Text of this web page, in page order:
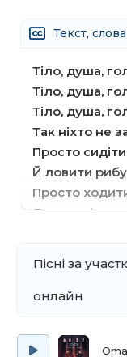
Текст,
Тіло, душа,
Тіло, душа,
Тіло, душа,
Так ніхто не
Просто
Й ловити
Просто
Явити світу
Відпусти
Відпусти свою
Відпусти свою
Пісні за
онлайн